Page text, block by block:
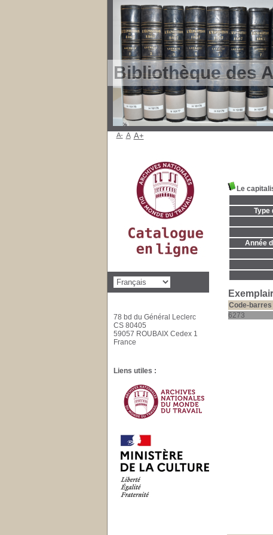
Bibliothèque des
Le
Type
Année
Code-barres
6273
A- A A+
78 bd du Général Leclerc
CS 80405
59057 ROUBAIX Cedex 1
France
Liens utiles :